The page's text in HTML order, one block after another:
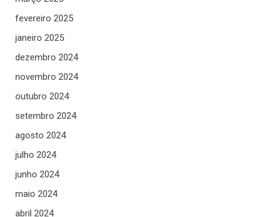
fevereiro 2025
janeiro 2025
dezembro 2024
novembro 2024
outubro 2024
setembro 2024
agosto 2024
julho 2024
junho 2024
maio 2024
abril 2024